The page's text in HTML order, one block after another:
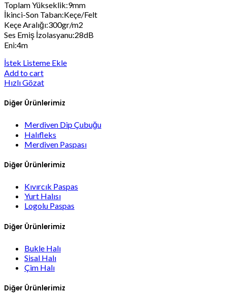
Toplam Yükseklik:9mm
İkinci-Son Taban:Keçe/Felt
Keçe Aralığı:300gr/m2
Ses Emiş İzolasyanu:28dB
Eni:4m
İstek Listeme Ekle
Add to cart
Hızlı Gözat
Diğer Ürünlerimiz
Merdiven Dip Çubuğu
Halıfleks
Merdiven Paspası
Diğer Ürünlerimiz
Kıvırcık Paspas
Yurt Halısı
Logolu Paspas
Diğer Ürünlerimiz
Bukle Halı
Sisal Halı
Çim Halı
Diğer Ürünlerimiz